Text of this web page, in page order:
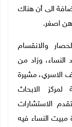
على عمر 14 هجري، إضافة الى أن هناك
هن اصغر.
والانقسام
وزاد من
الاسري، مشيرة
الابحاث
تقدم الاستشارات
مبيت النساء فيه